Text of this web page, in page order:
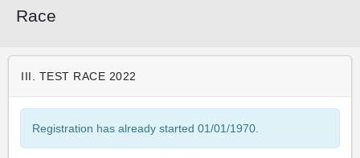
Race
III. TEST RACE 2022
Registration has already started 01/01/1970.